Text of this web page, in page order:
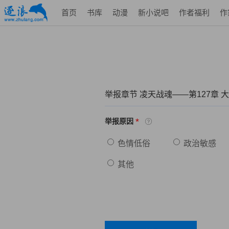
首页 书库 动漫 新小说吧 作者福利 作
举报章节 凌天战魂——第127章
举报原因 *
色情低俗 政治敏感
其他